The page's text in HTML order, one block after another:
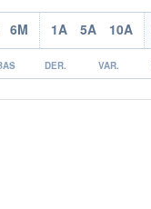
6M 1A 5A 10A
DER. VAR.